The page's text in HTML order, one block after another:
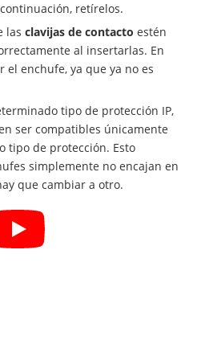
retírelos.
las clavijas de contacto estén
al insertarlas. En
el enchufe, ya que ya no es
tipo de protección IP,
ser compatibles únicamente
tipo de protección. Esto
simplemente no encajan en
que cambiar a otro.